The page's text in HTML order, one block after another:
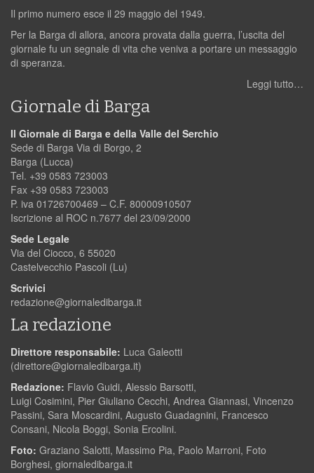
Il primo numero esce il 29 maggio del 1949.
Per la Barga di allora, ancora provata dalla guerra, l’uscita del
giornale fu un segnale di vita che veniva a portare un messaggio
di speranza.
Leggi tutto…
Giornale di Barga
Il Giornale di Barga e della Valle del Serchio
Sede di Barga Via di Borgo, 2
Barga (Lucca)
Tel. +39 0583 723003
Fax +39 0583 723003
P. iva 01726700469 – C.F. 80000910507
Iscrizione al ROC n.7677 del 23/09/2000
Sede Legale
Via del Ciocco, 6 55020
Castelvecchio Pascoli (Lu)
Scrivici
redazione@giornaledibarga.it
La redazione
Direttore responsabile: Luca Galeotti
(direttore@giornaledibarga.it)
Redazione: Flavio Guidi, Alessio Barsotti,
Luigi Cosimini, Pier Giuliano Cecchi, Andrea Giannasi, Vincenzo
Passini, Sara Moscardini, Augusto Guadagnini, Francesco
Consani, Nicola Boggi, Sonia Ercolini.
Foto: Graziano Salotti, Massimo Pia, Paolo Marroni, Foto
Borghesi, giornaledibarga.it